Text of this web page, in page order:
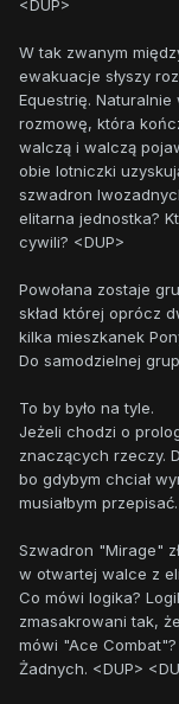
<DUP>
W tak zwanym
ewakuacje słyszy
Equestrię.
rozmowę, która
walczą i walczą
obie lotniczki
szwadron
elitarna jednostka?
cywili? <DUP>
Powołana zostaje
skład której oprócz
kilka mieszkanek
Do samodzielnej
To by było na tyle.
Jeżeli chodzi o
znaczących rzeczy.
bo gdybym chciał
musiałbym przepisać.
Szwadron "Mirage"
w otwartej walce z
Co mówi logika?
zmasakrowani tak,
mówi "Ace
Żadnych. <DUP>